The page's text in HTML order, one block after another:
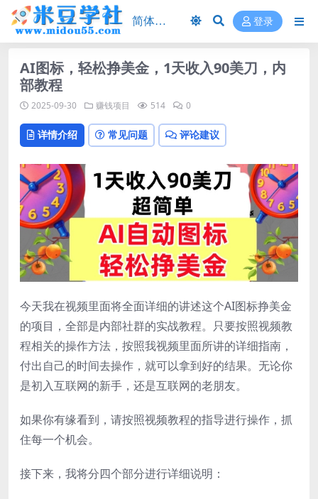
登录
AI图标，轻松挣美金，1天收入90美刀，内
部教程
2025-09-30 赚钱项目 514 0
详情介绍 常见问题 评论建议
今天我在视频里面将全面详细的讲述这个AI图标挣美金
的项目，全部是内部社群的实战教程。只要按照视频教
程相关的操作方法，按照我视频里面所讲的详细指南，
付出自己的时间去操作，就可以拿到好的结果。无论你
是初入互联网的新手，还是互联网的老朋友。
如果你有缘看到，请按照视频教程的指导进行操作，抓
住每一个机会。
接下来，我将分四个部分进行详细说明：